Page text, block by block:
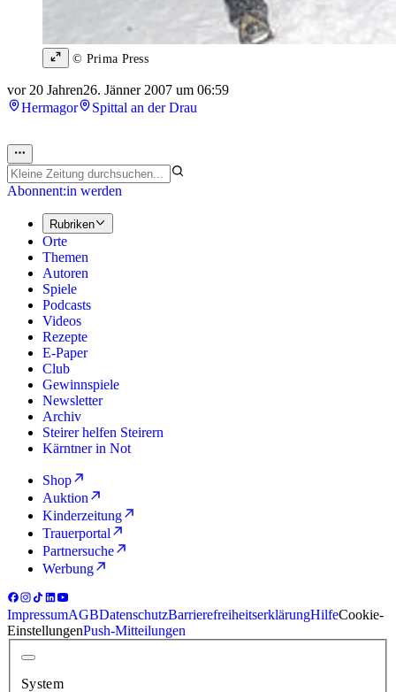
© Prima Press
vor 20 Jahren26. Jänner 2007 um 06:59
Hermagor
Spittal an der Drau
Abonnent:in werden
Rubriken
Orte
Themen
Autoren
Spiele
Podcasts
Videos
Rezepte
E-Paper
Club
Gewinnspiele
Newsletter
Archiv
Steirer helfen Steirern
Kärntner in Not
Shop
Auktion
Kinderzeitung
Trauerportal
Partnersuche
Werbung
ImpressumAGBDatenschutzBarrierefreiheitserklärungHilfeCookie-
EinstellungenPush-Mitteilungen
System